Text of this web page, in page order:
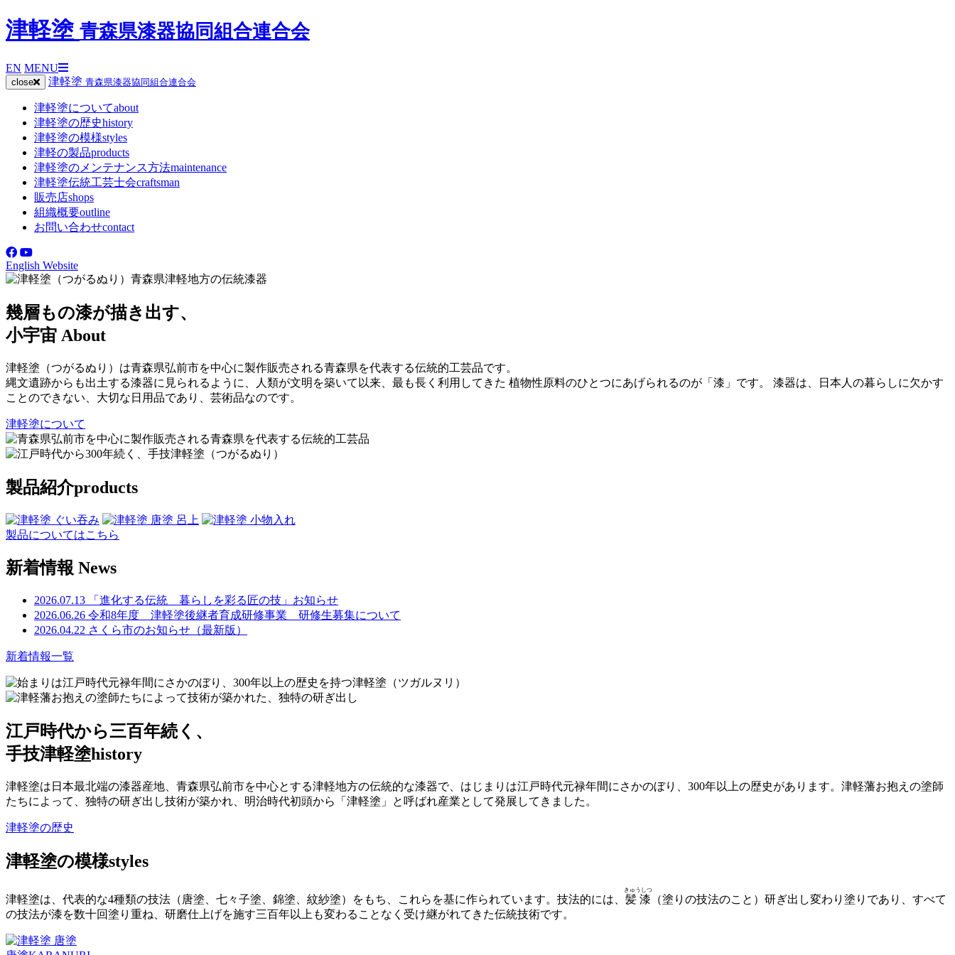
津軽塗 青森県漆器協同組合連合会
EN MENU
close 津軽塗 青森県漆器協同組合連合会
津軽塗についてabout
津軽塗の歴史history
津軽塗の模様styles
津軽の製品products
津軽塗のメンテナンス方法maintenance
津軽塗伝統工芸士会craftsman
販売店shops
組織概要outline
お問い合わせcontact
English Website
幾層もの漆が描き出す、
小宇宙 About
津軽塗（つがるぬり）は青森県弘前市を中心に製作販売される青森県を代表する伝統的工芸品です。
縄文遺跡からも出土する漆器に見られるように、人類が文明を築いて以来、最も長く利用してきた 植物性原料のひとつにあげられるのが「漆」です。 漆器は、日本人の暮らしに欠かす
ことのできない、大切な日用品であり、芸術品なのです。
津軽塗について
製品紹介products
製品についてはこちら
新着情報 News
2026.07.13
「進化する伝統 暮らしを彩る匠の技」お知らせ
2026.06.26 令和8年度 津軽塗後継者育成研修事業 研修生募集について
2026.04.22 さくら市のお知らせ（最新版）
新着情報一覧
江戸時代から三百年続く、
手技津軽塗history
津軽塗は日本最北端の漆器産地、青森県弘前市を中心とする津軽地方の伝統的な漆器で、はじまりは江戸時代元禄年間にさかのぼり、300年以上の歴史があります。津軽藩お抱えの塗師
たちによって、独特の研ぎ出し技術が築かれ、明治時代初頭から「津軽塗」と呼ばれ産業として発展してきました。
津軽塗の歴史
津軽塗の模様styles
津軽塗は、代表的な4種類の技法（唐塗、七々子塗、錦塗、紋紗塗）をもち、これらを基に作られています。技法的には、 髪漆
きゅうしつ
（塗りの技法のこと）研ぎ出し変わり塗りであり、すべて
の技法が漆を数十回塗り重ね、研磨仕上げを施す三百年以上も変わることなく受け継がれてきた伝統技術です。